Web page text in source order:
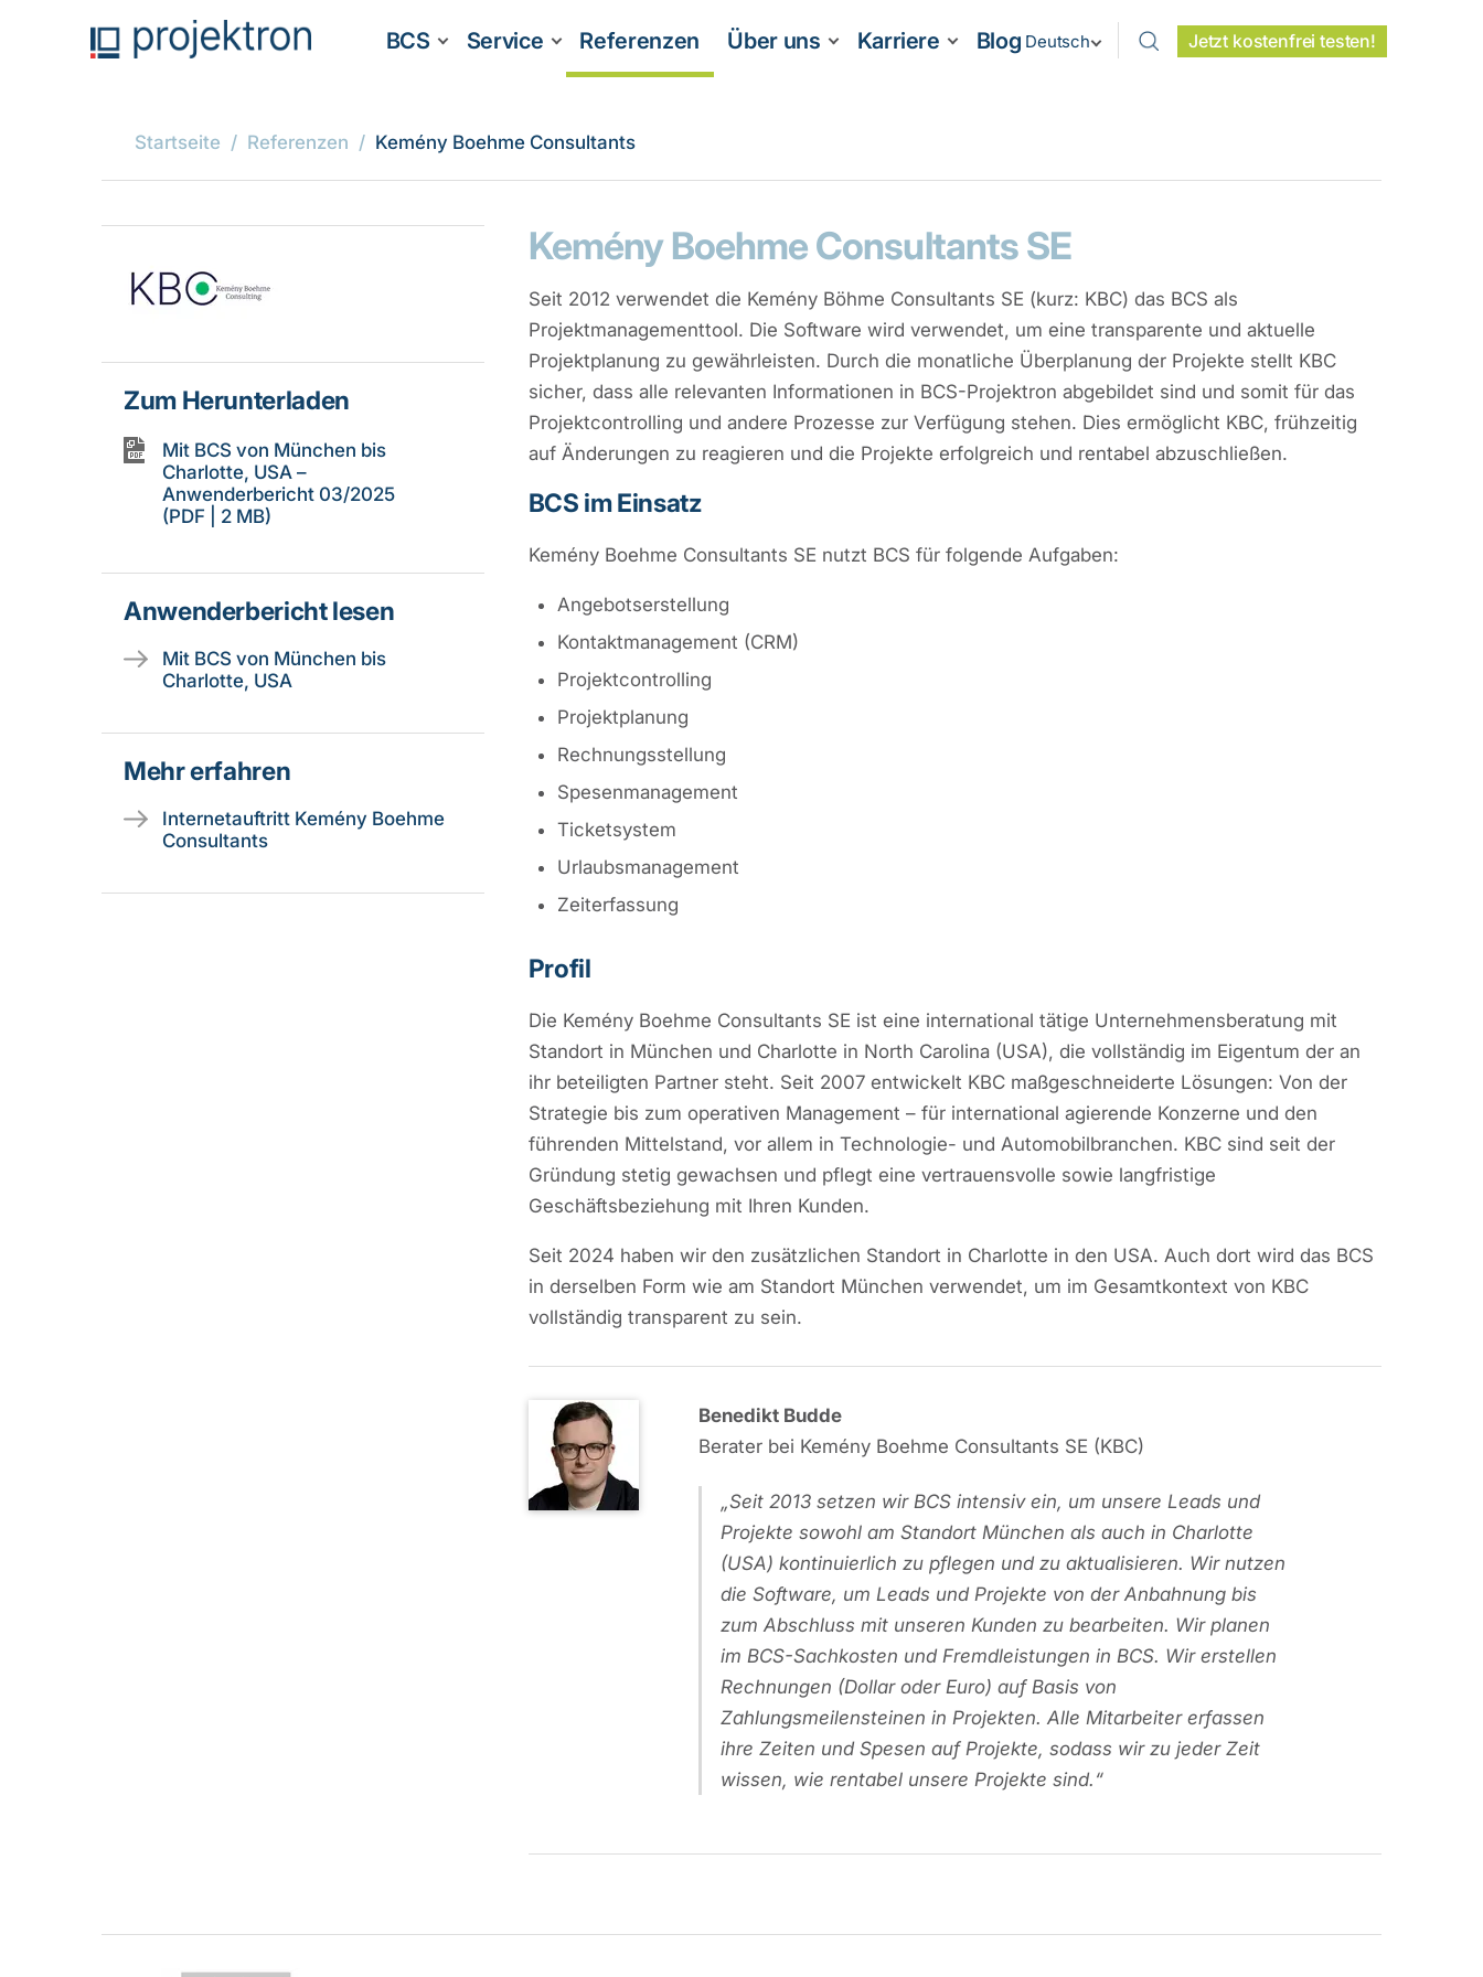
Deutsch Jetzt kostenfrei testen!
BCS Service Referenzen Über uns Karriere Blog
Startseite Referenzen Kemény Boehme Consultants
Kemény Boehme Consultants SE
Seit 2012 verwendet die Kemény Böhme Consultants SE (kurz: KBC) das BCS als
Projektmanagementtool. Die Software wird verwendet, um eine transparente und aktuelle
Projektplanung zu gewährleisten. Durch die monatliche Überplanung der Projekte stellt KBC
sicher, dass alle relevanten Informationen in BCS-Projektron abgebildet sind und somit für das
Projektcontrolling und andere Prozesse zur Verfügung stehen. Dies ermöglicht KBC, frühzeitig
auf Änderungen zu reagieren und die Projekte erfolgreich und rentabel abzuschließen.
BCS im Einsatz
Kemény Boehme Consultants SE nutzt BCS für folgende Aufgaben:
Angebotserstellung
Kontaktmanagement (CRM)
Projektcontrolling
Projektplanung
Rechnungsstellung
Spesenmanagement
Ticketsystem
Urlaubsmanagement
Zeiterfassung
Profil
Die Kemény Boehme Consultants SE ist eine international tätige Unternehmensberatung mit
Standort in München und Charlotte in North Carolina (USA), die vollständig im Eigentum der an
ihr beteiligten Partner steht. Seit 2007 entwickelt KBC maßgeschneiderte Lösungen: Von der
Strategie bis zum operativen Management – für international agierende Konzerne und den
führenden Mittelstand, vor allem in Technologie- und Automobilbranchen. KBC sind seit der
Gründung stetig gewachsen und pflegt eine vertrauensvolle sowie langfristige
Geschäftsbeziehung mit Ihren Kunden.
Seit 2024 haben wir den zusätzlichen Standort in Charlotte in den USA. Auch dort wird das BCS
in derselben Form wie am Standort München verwendet, um im Gesamtkontext von KBC
vollständig transparent zu sein.
Benedikt Budde
Berater bei Kemény Boehme Consultants SE (KBC)
Seit 2013 setzen wir BCS intensiv ein, um unsere Leads und
Projekte sowohl am Standort München als auch in Charlotte
(USA) kontinuierlich zu pflegen und zu aktualisieren. Wir nutzen
die Software, um Leads und Projekte von der Anbahnung bis
zum Abschluss mit unseren Kunden zu bearbeiten. Wir planen
im BCS-Sachkosten und Fremdleistungen in BCS. Wir erstellen
Rechnungen (Dollar oder Euro) auf Basis von
Zahlungsmeilensteinen in Projekten. Alle Mitarbeiter erfassen
ihre Zeiten und Spesen auf Projekte, sodass wir zu jeder Zeit
wissen, wie rentabel unsere Projekte sind.
Zum Herunterladen
Mit BCS von München bis
Charlotte, USA –
Anwenderbericht 03/2025
(PDF | 2 MB)
Anwenderbericht lesen
Mit BCS von München bis
Charlotte, USA
Mehr erfahren
Internetauftritt Kemény Boehme
Consultants